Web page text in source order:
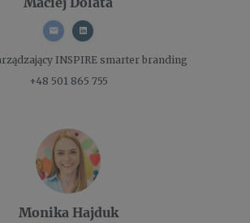
INSPIRE smarter branding
+48 501 865 755
Monika Hajduk